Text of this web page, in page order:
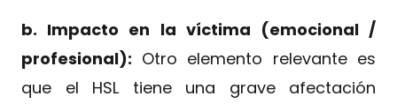
b. Impacto en la víctima (emocional /
profesional): Otro elemento relevante es
que el HSL tiene una grave afectación